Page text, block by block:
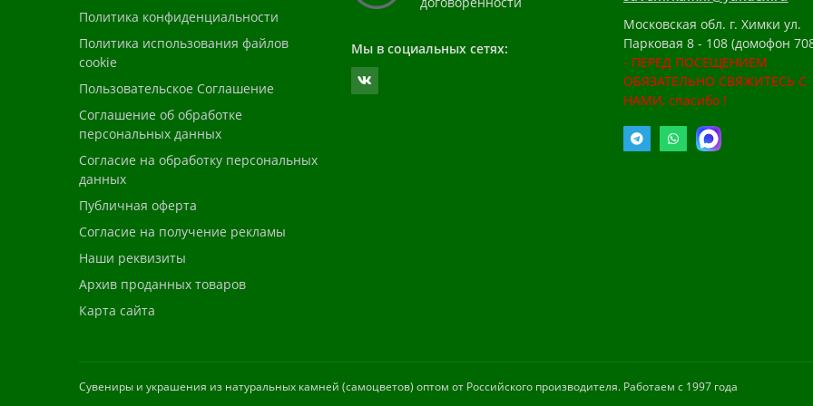
Политика конфиденциальности
Политика использования файлов
cookie
Пользовательское Соглашение
Соглашение об обработке
персональных данных
Согласие на обработку персональных
данных
Публичная оферта
Согласие на получение рекламы
Наши реквизиты
Архив проданных товаров
Карта сайта
Мы в социальных сетях:
Московская обл. г. Химки ул.
Парковая 8 - 108 (домофон
- ПЕРЕД ПОСЕЩЕНИЕМ
ОБЯЗАТЕЛЬНО СВЯЖИТЕСЬ С
НАМИ, спасибо !
Cувениры и украшения из натуральных камней (самоцветов) оптом от Российского производителя. Работаем с 1997 года